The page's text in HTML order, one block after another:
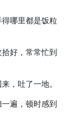
哪里都是饭粒
好，常常忙到
，吐了一地。
遍，顿时感到